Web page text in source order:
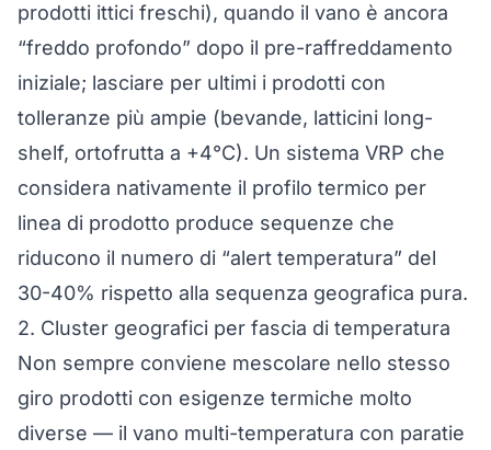
prodotti ittici freschi), quando il vano è ancora
“freddo profondo” dopo il pre-raffreddamento
iniziale; lasciare per ultimi i prodotti con
tolleranze più ampie (bevande, latticini long-
shelf, ortofrutta a +4°C). Un sistema VRP che
considera nativamente il profilo termico per
linea di prodotto produce sequenze che
riducono il numero di “alert temperatura” del
30-40% rispetto alla sequenza geografica pura.
2. Cluster geografici per fascia di temperatura
Non sempre conviene mescolare nello stesso
giro prodotti con esigenze termiche molto
diverse — il vano multi-temperatura con paratie